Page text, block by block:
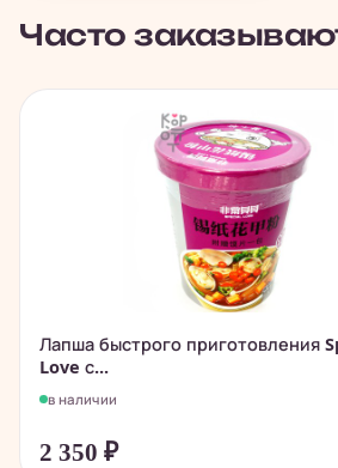
Часто
Лапша быстрого приготовления
Love с...
в наличии
2 350 ₽